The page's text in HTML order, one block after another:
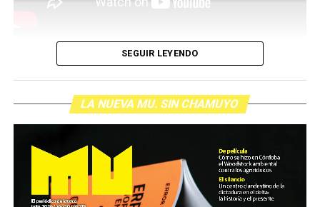
SEGUIR LEYENDO
LA NUEVA MU. SIN CHAMUYO